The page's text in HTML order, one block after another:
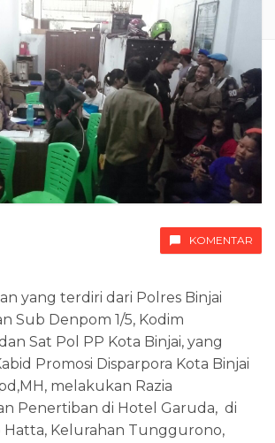
KOMENTAR
yang terdiri dari Polres Binjai
Sub Denpom 1/5, Kodim
Sat Pol PP Kota Binjai, yang
Promosi Disparpora Kota Binjai
melakukan Razia
Penertiban di Hotel Garuda, di
Hatta, Kelurahan Tunggurono,